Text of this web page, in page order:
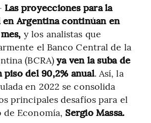
Las proyecciones para la
Argentina continúan en
y los analistas que
el Banco Central de la
(BCRA)ya ven la suba de
del 90,2% anual. Así, la
en 2022 se consolida
principales desafíos para el
Economía, Sergio Massa.